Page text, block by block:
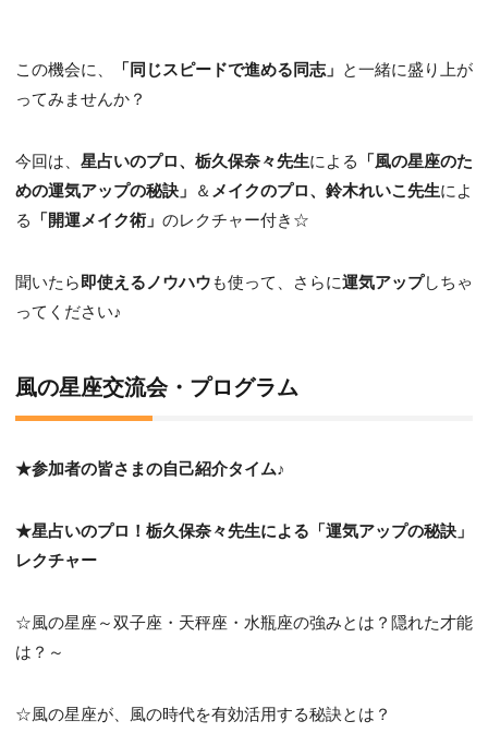
この機会に、 「同じスピードで進める同志」 と一緒に盛り上が
ってみませんか？
今回は、 星占いのプロ、栃久保奈々先生による
「風の星座のた
めの運気アップの秘訣」
＆ メイクのプロ、鈴木れいこ先生によ
る
「開運メイク術」 のレクチャー付き☆
聞いたら 即使えるノウハウ も使って、さらに運気アップしちゃ
ってください♪
風の星座交流会・プログラム
★参加者の皆さまの自己紹介タイム♪
★星占いのプロ！栃久保奈々先生による「運気アップの秘訣」
レクチャー
☆風の星座～双子座・天秤座・水瓶座の強みとは？隠れた才能
は？～
☆風の星座が、風の時代を有効活用する秘訣とは？